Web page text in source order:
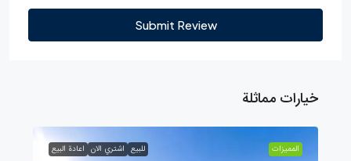
Submit Review
خيارات مماثلة
الممیزات للبيع اشتري الان اعادة البيع